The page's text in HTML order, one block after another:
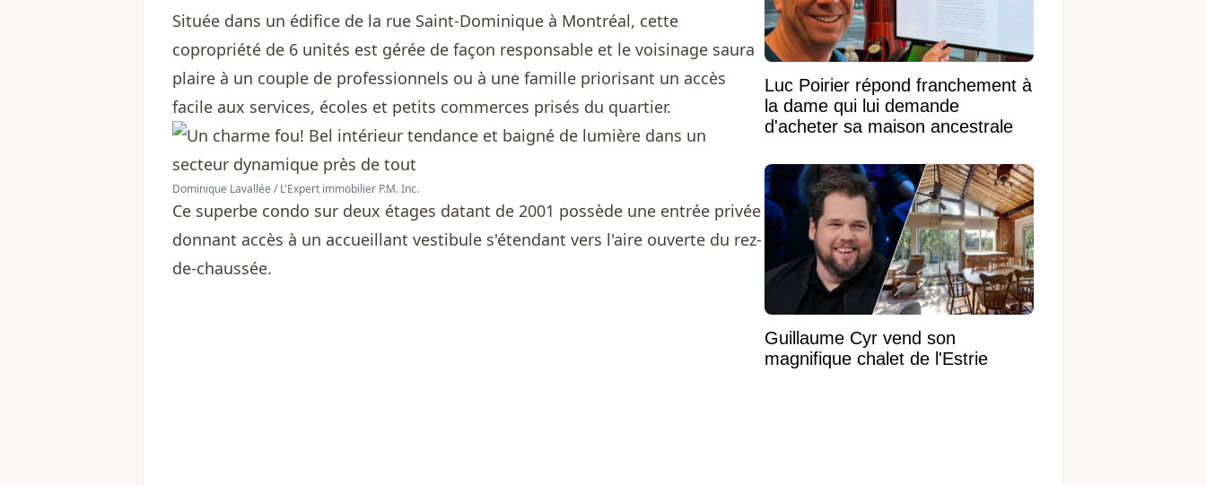
Située dans un édifice de la rue Saint-Dominique à Montréal, cette
copropriété de 6 unités est gérée de façon responsable et le voisinage saura
plaire à un couple de professionnels ou à une famille priorisant un accès
facile aux services, écoles et petits commerces prisés du quartier.
Dominique Lavallée / L'Expert immobilier P.M. Inc.
Ce superbe condo sur deux étages datant de 2001 possède une entrée privée
donnant accès à un accueillant vestibule s'étendant vers l'aire ouverte du rez-
de-chaussée.
Luc Poirier répond franchement à
la dame qui lui demande
d'acheter sa maison ancestrale
Guillaume Cyr vend son
magnifique chalet de l'Estrie